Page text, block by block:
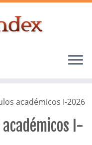
académicos I-2026
I-